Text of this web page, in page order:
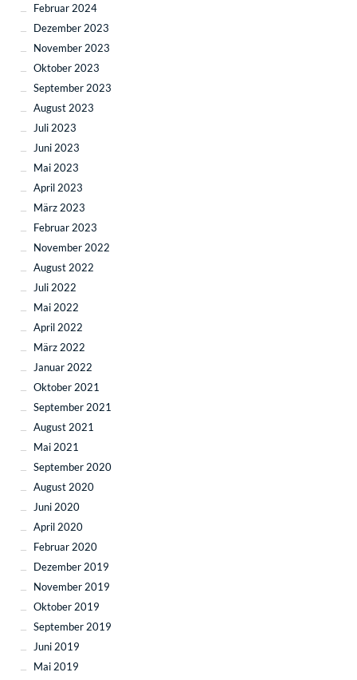
Februar 2024
Dezember 2023
November 2023
Oktober 2023
September 2023
August 2023
Juli 2023
Juni 2023
Mai 2023
April 2023
März 2023
Februar 2023
November 2022
August 2022
Juli 2022
Mai 2022
April 2022
März 2022
Januar 2022
Oktober 2021
September 2021
August 2021
Mai 2021
September 2020
August 2020
Juni 2020
April 2020
Februar 2020
Dezember 2019
November 2019
Oktober 2019
September 2019
Juni 2019
Mai 2019